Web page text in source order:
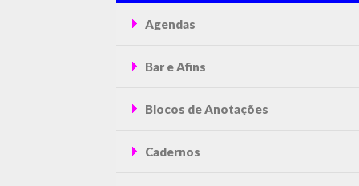
Agendas
Bar e Afins
Blocos de Anotações
Cadernos